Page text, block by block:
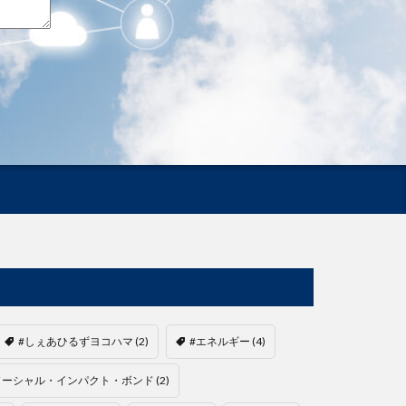
#しぇあひるずヨコハマ (2) #エネルギー (4)
シャル・インパクト・ボンド (2)